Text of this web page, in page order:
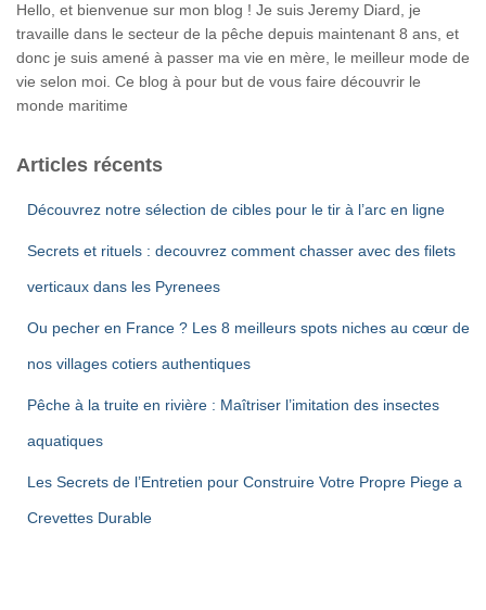
Hello, et bienvenue sur mon blog ! Je suis Jeremy Diard, je
travaille dans le secteur de la pêche depuis maintenant 8 ans, et
donc je suis amené à passer ma vie en mère, le meilleur mode de
vie selon moi. Ce blog à pour but de vous faire découvrir le
monde maritime
Articles récents
Découvrez notre sélection de cibles pour le tir à l’arc en ligne
Secrets et rituels : decouvrez comment chasser avec des filets
verticaux dans les Pyrenees
Ou pecher en France ? Les 8 meilleurs spots niches au cœur de
nos villages cotiers authentiques
Pêche à la truite en rivière : Maîtriser l’imitation des insectes
aquatiques
Les Secrets de l’Entretien pour Construire Votre Propre Piege a
Crevettes Durable